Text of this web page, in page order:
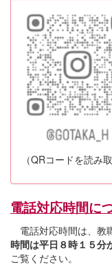
（QRコードを読み
電話対応時間に
電話対応時間は、教
時間は平日８時１５分
ご覧ください。